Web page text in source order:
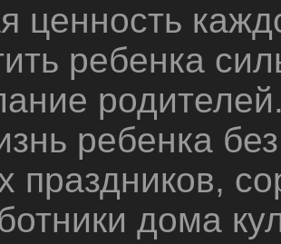
ценность
ребенка
ребенка
праздников,
дома